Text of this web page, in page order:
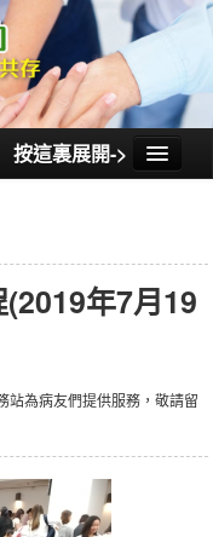
按這裏展開->
年7月19
站為病友們提供服務，敬請留